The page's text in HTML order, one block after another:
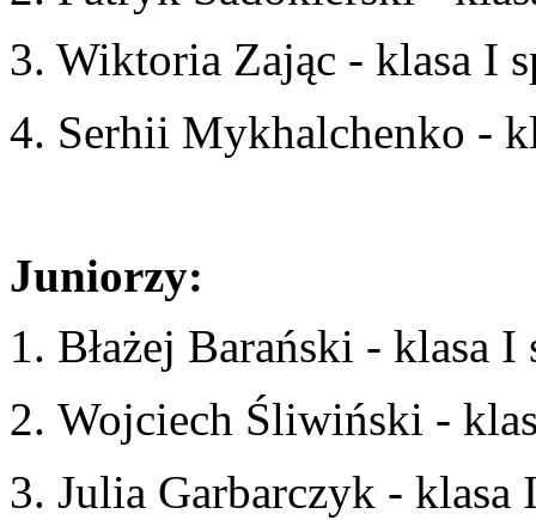
3. Wiktoria Zając - klasa I
4. Serhii Mykhalchenko -
Juniorzy:
1. Błażej Barański - klasa I
2. Wojciech Śliwiński -
3. Julia Garbarczyk - klasa